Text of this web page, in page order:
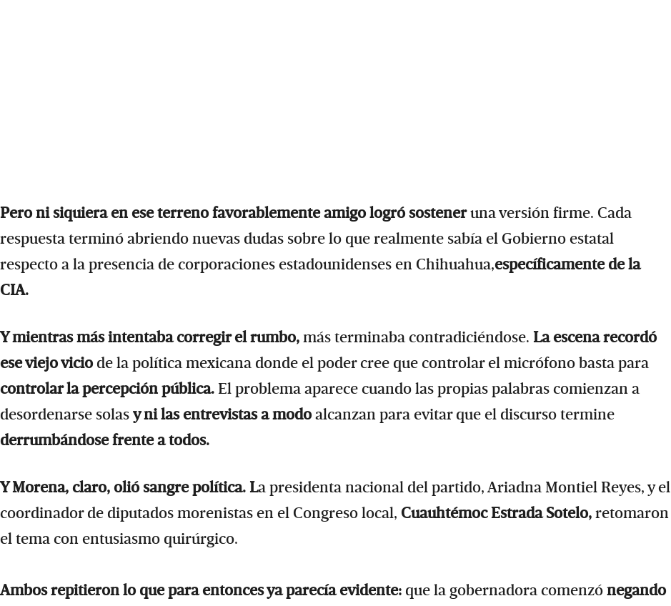
Pero ni siquiera en ese terreno favorablemente amigo logró sosteneruna versión firme. Cada
respuesta terminó abriendo nuevas dudas sobre lo que realmente sabía el Gobierno estatal
respecto a la presencia de corporaciones estadounidenses en Chihuahua,específicamente de la
CIA.
Y mientras más intentaba corregir el rumbo,más terminaba contradiciéndose. La escena recordó
ese viejo vicio de la política mexicana donde el poder cree que controlar el micrófono basta para
controlar la percepción pública. El problema aparece cuando las propias palabras comienzan a
desordenarse solasy ni las entrevistas a modoalcanzan para evitar que el discurso termine
derrumbándose frente a todos.
Y Morena, claro, olió sangre política. La presidenta nacional del partido, Ariadna Montiel Reyes, y el
coordinador de diputados morenistas en el Congreso local, Cuauhtémoc Estrada Sotelo,retomaron
el tema con entusiasmo quirúrgico.
Ambos repitieron lo que para entonces ya parecía evidente: que la gobernadora comenzónegando